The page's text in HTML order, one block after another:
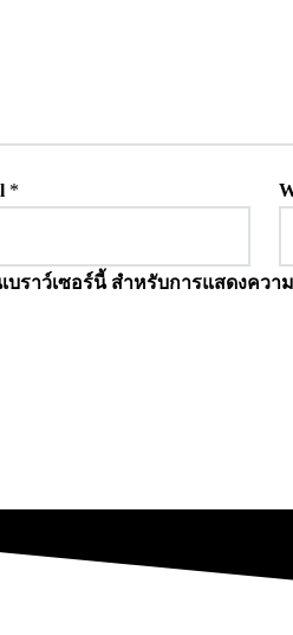
*
ราว์เซอร์นี้ สำหรับการแสดงควา